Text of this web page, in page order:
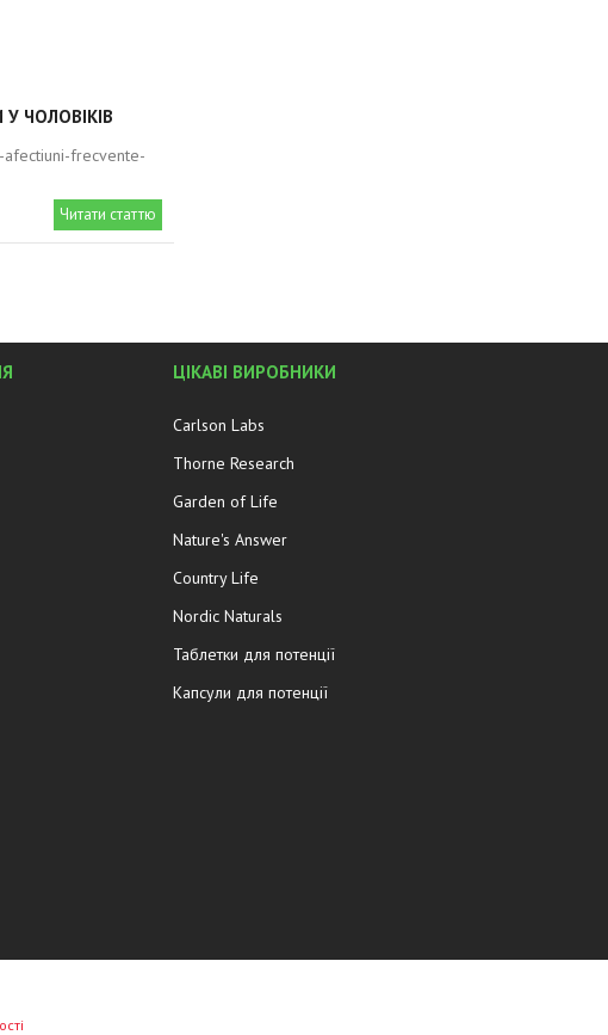
ЧОЛОВІКІВ
frecvente-
Читати статтю
ЦІКАВІ ВИРОБНИКИ
Carlson Labs
Thorne Research
Garden of Life
Nature's Answer
Country Life
Nordic Naturals
Таблетки для потенції
Капсули для потенції